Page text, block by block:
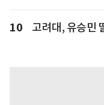
10 고려대, 유승민